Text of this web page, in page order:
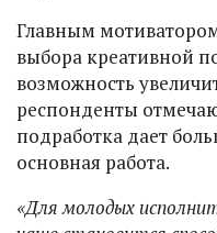
Главным
выбора креативной
возможность
респонденты
подработка дает
основная работа.
«Для молодых